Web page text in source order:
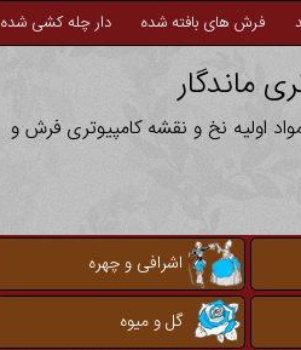
فرش های بافته شده دار چله کشی شده
ماندگار
اولیه نخ و نقشه کامپیوتری فرش و
اشرافی و چهره
گل و میوه